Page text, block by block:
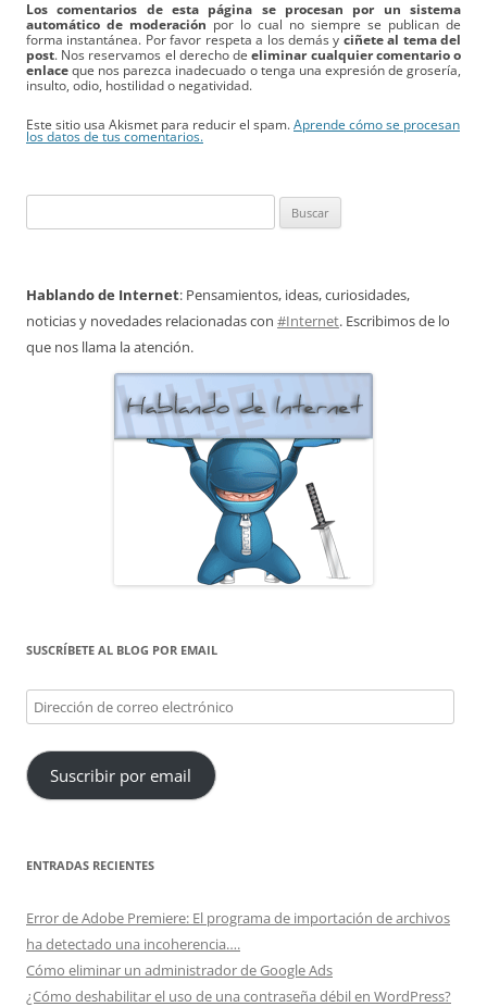
Los comentarios de esta página se procesan por un sistema
automático de moderación por lo cual no siempre se publican de
forma instantánea. Por favor respeta a los demás y ciñete al tema del
post. Nos reservamos el derecho deeliminar cualquier comentario o
enlace que nos parezca inadecuado o tenga una expresión de grosería,
insulto, odio, hostilidad o negatividad.
Este sitio usa Akismet para reducir el spam. Aprende cómo se procesan
los datos de tus comentarios.
Hablando de Internet: Pensamientos, ideas, curiosidades,
noticias y novedades relacionadas con #Internet. Escribimos de lo
que nos llama la atención.
SUSCRÍBETE AL BLOG POR EMAIL
Dirección
de
correo
electrónico
Suscribir por email
ENTRADAS RECIENTES
Error de Adobe Premiere: El programa de importación de archivos
ha detectado una incoherencia….
Cómo eliminar un administrador de Google Ads
¿Cómo deshabilitar el uso de una contraseña débil en WordPress?